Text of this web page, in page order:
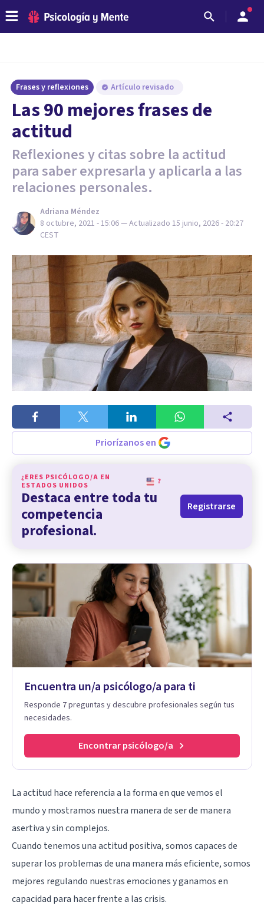
Frases y reflexiones Artículo revisado
Las 90 mejores frases de
actitud
Reflexiones y citas sobre la actitud
para saber expresarla y aplicarla a las
relaciones personales.
Adriana Méndez
8 octubre, 2021 - 15:06— Actualizado 15 junio, 2026 - 20:27
CEST
Priorízanos en
¿ERES PSICÓLOGO/A EN
ESTADOS UNIDOS
?
Destaca entre toda tu
competencia
profesional.
Registrarse
Encuentra un/a psicólogo/a para ti
Responde 7 preguntas y descubre profesionales según tus
necesidades.
Encontrar psicólogo/a
La actitud hace referencia a la forma en que vemos el
mundo y mostramos nuestra manera de ser de manera
asertiva y sin complejos.
Cuando tenemos una actitud positiva, somos capaces de
superar los problemas de una manera más eficiente, somos
mejores regulando nuestras emociones y ganamos en
capacidad para hacer frente a las crisis.